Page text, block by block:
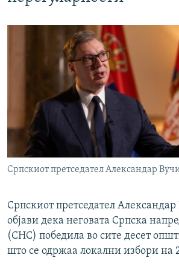
Српскиот претседател Александар
Српскиот претседател
објави дека неговата Српска
(СНС) победила во сите десет
што се одржаа локални избори на